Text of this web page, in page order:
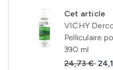
Cet article
VICHY
Pelliculaire
390 ml
Prix de
24,73 € Prix